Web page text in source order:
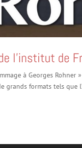
l’institut de
à Georges Rohner
formats tels que